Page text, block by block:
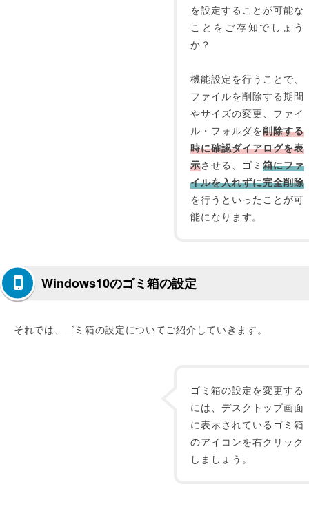
を設定することが可能な
ことをご存知でしょう
か？
機能設定を行うことで、
ファイルを削除する期間
やサイズの変更、ファイ
ル・フォルダを削除する
時に確認ダイアログを表
示させる、ゴミ箱にファ
イルを入れずに完全削除
を行うといったことが可
能になります。
Windows10のゴミ箱の設定
それでは、ゴミ箱の設定についてご紹介していきます。
ゴミ箱の設定を変更する
には、デスクトップ画面
に表示されているゴミ箱
のアイコンを右クリック
しましょう。